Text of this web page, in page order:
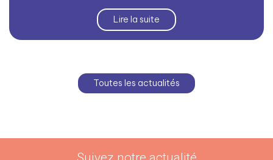
Lire la suite
Toutes les actualités